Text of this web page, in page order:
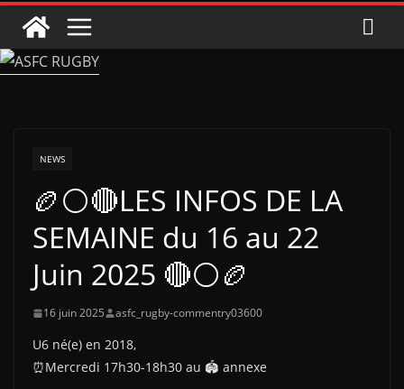
NEWS
🏉⚪🔴LES INFOS DE LA
SEMAINE du 16 au 22
Juin 2025 🔴⚪🏉
16 juin 2025 asfc_rugby-commentry03600
U6 né(e) en 2018,
⏰Mercredi 17h30-18h30 au 🏟 annexe